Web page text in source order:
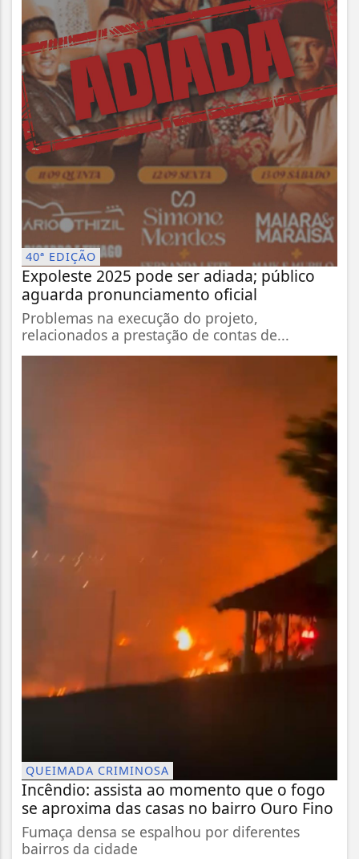
40ª EDIÇÃO
Expoleste 2025 pode ser adiada; público
aguarda pronunciamento oficial
Problemas na execução do projeto,
relacionados a prestação de contas de...
QUEIMADA CRIMINOSA
Incêndio: assista ao momento que o fogo
se aproxima das casas no bairro Ouro Fino
Fumaça densa se espalhou por diferentes
bairros da cidade